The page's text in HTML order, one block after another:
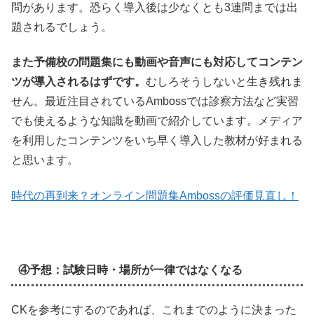
問があります。恐らく導入後は少なくとも3連問までは出
題されるでしょう。
また予備校の問題集にも動画や音声にも対応してコンテン
ツが導入されるはずです。 むしろそうしないと生き残れま
せん。最近注目されているAmbossでは診察方法など実習
でも使えるような知識を動画で紹介しています。メディア
を利用したコンテンツをいち早く導入した教材が好まれる
と思います。
時代の再到来？オンライン問題集Ambossの評価見直し！
④予想：試験日時・場所が一律ではなくなる
CKを参考にするのであれば、これまでのように決まった